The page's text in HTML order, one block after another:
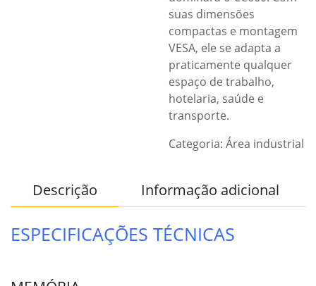
suas dimensões
compactas e montagem
VESA, ele se adapta a
praticamente qualquer
espaço de trabalho,
hotelaria, saúde e
transporte.
Categoria: Área industrial
Descrição Informação adicional
ESPECIFICAÇÕES TÉCNICAS